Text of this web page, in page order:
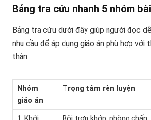
Bảng tra cứu nhanh 5 nhóm
Bảng tra cứu dưới đây giúp người đọc
nhu cầu để áp dụng giáo án phù hợp với
thân:
Nhóm
giáo án
Trọng tâm rèn luyện
1. Khởi
Bôi trơn khớp, phòng chấn